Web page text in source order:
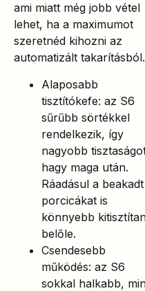
ami miatt még jobb vétel
lehet, ha a maximumot
szeretnéd kihozni az
automatizált takarításból.
Alaposabb
tisztítókefe: az S6
sűrűbb sörtékkel
rendelkezik, így
nagyobb
hagy maga után.
Ráadásul a beakadt
porcicákat is
könnyebb
belőle.
Csendesebb
működés: az S6
sokkal halkabb,